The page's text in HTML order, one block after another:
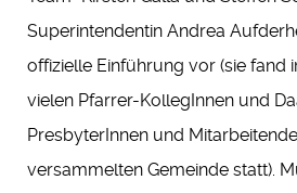
Superintendentin Andrea
offizielle Einführung vor (sie fand
vielen Pfarrer-KollegInnen und
PresbyterInnen und
versammelten Gemeinde statt).